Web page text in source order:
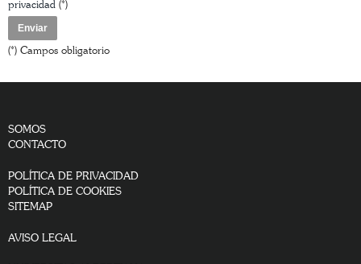
privacidad (*)
(*) Campos obligatorio
SOMOS
CONTACTO
POLÍTICA DE PRIVACIDAD
POLÍTICA DE COOKIES
SITEMAP
AVISO LEGAL